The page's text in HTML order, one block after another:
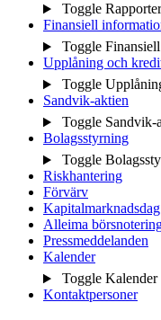
Toggle
Finansiell
Toggle
Upplåning och
Toggle
Sandvik-aktien
Toggle Sandvik-
Bolagsstyrning
Toggle
Riskhantering
Förvärv
Kapitalmarknadsdag
Alleima
Pressmeddelanden
Kalender
Toggle Kalender
Kontaktpersoner